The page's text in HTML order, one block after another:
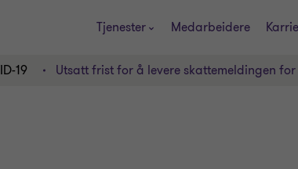
Tjenester Medarbeidere
19 Utsatt frist for å levere skattemeldingen